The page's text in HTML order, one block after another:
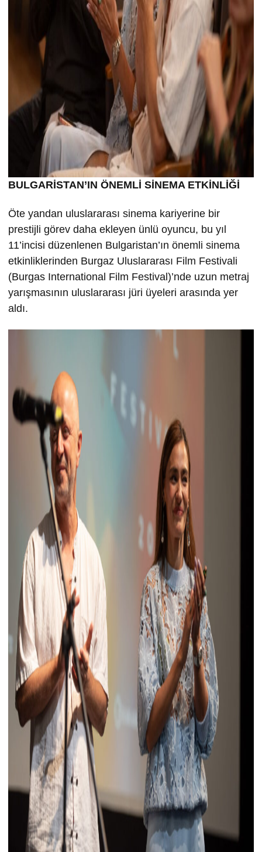
BULGARİSTAN’IN ÖNEMLİ SİNEMA ETKİNLİĞİ
Öte yandan uluslararası sinema kariyerine bir
prestijli görev daha ekleyen ünlü oyuncu, bu yıl
11’incisi düzenlenen Bulgaristan’ın önemli sinema
etkinliklerinden Burgaz Uluslararası Film Festivali
(Burgas International Film Festival)’nde uzun metraj
yarışmasının uluslararası jüri üyeleri arasında yer
aldı.